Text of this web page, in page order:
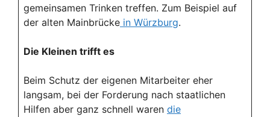
gemeinsamen Trinken treffen. Zum Beispiel auf
der alten Mainbrücke in Würzburg.
Die Kleinen trifft es
Beim Schutz der eigenen Mitarbeiter eher
langsam, bei der Forderung nach staatlichen
Hilfen aber ganz schnell waren die